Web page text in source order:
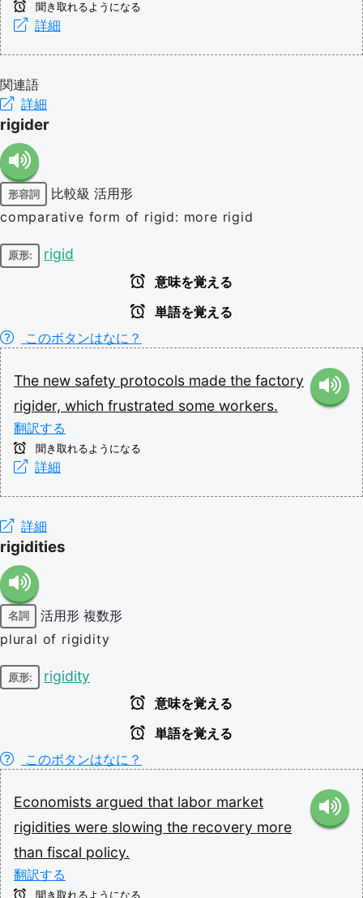
聞き取れるようになる
詳細
関連語
詳細
rigider
形容詞 比較級 活用形
comparative form of rigid: more rigid
原形: rigid
意味を覚える
単語を覚える
このボタンはなに？
The new safety protocols made the factory
rigider, which frustrated some workers.
翻訳する
聞き取れるようになる
詳細
詳細
rigidities
名詞 活用形 複数形
plural of rigidity
原形: rigidity
意味を覚える
単語を覚える
このボタンはなに？
Economists argued that labor market
rigidities were slowing the recovery more
than fiscal policy.
翻訳する
聞き取れるようになる